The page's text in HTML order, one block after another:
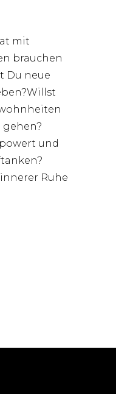
mit
brauchen
Du neue
gehen?
und
Ruhe